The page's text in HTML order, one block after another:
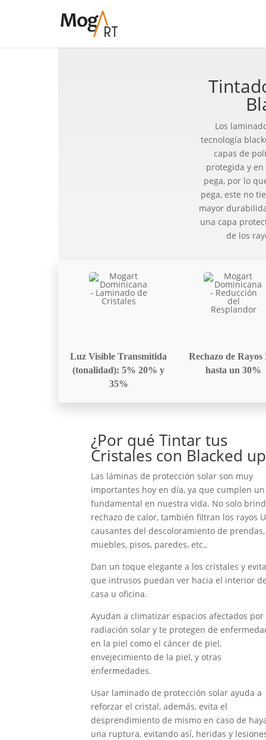
Los
tecnología
capas de
protegida y
pega, por lo
pega, este no
mayor
una capa
de los
Luz Visible Transmitida
(tonalidad): 5% 20% y
35%
Rechazo de
hasta un 30%
¿Por qué Tintar tus
Cristales con Blacked
Las láminas de protección solar son muy
importantes hoy en día, ya que cumplen
fundamental en nuestra vida. No solo
rechazo de calor, también filtran los rayos
causantes del descoloramiento de prendas,
muebles, pisos, paredes, etc.,
Dan un toque elegante a los cristales y
que intrusos puedan ver hacia el interior
casa u oficina.
Ayudan a climatizar espacios afectados por
radiación solar y te protegen de
en la piel como el cáncer de piel,
envejecimiento de la piel, y otras
enfermedades.
Usar laminado de protección solar ayuda a
reforzar el cristal, además, evita el
desprendimiento de mismo en caso de
una ruptura, evitando así, heridas y